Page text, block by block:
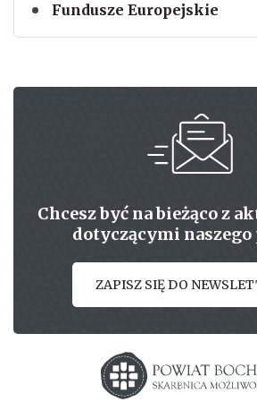
Fundusze Europejskie
Chcesz być na bieżąco z
dotyczącymi naszego
ZAPISZ SIĘ DO
Starostwo powiatowe w